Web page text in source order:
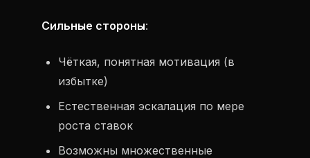
Сильные стороны:
Чёткая, понятная мотивация (в
избытке)
Естественная эскалация по мере
роста ставок
Возможны множественные